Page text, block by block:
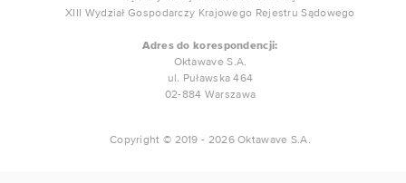
XIII Wydział Gospodarczy Krajowego Rejestru Sądowego
Adres do korespondencji:
Oktawave S.A.
ul. Puławska 464
02-884 Warszawa
Copyright © 2019 - 2026 Oktawave S.A.